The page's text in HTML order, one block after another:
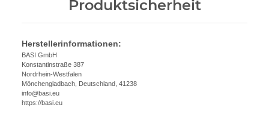
Produktsicherheit
Herstellerinformationen:
BASI GmbH
Konstantinstraße 387
Nordrhein-Westfalen
Mönchengladbach, Deutschland, 41238
info@basi.eu
https://basi.eu